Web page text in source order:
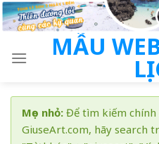
Skip
to
MẪU
Mẹo nhỏ: Để tìm kiếm chính
GiuseArt.com, hãy search